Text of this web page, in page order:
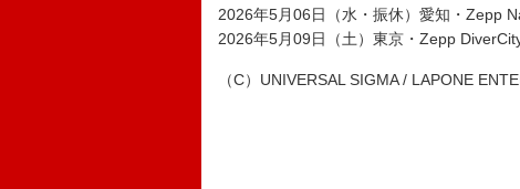
2026年5月06日（水・振休）愛知・Zepp
2026年5月09日（土）東京・Zepp
（C）UNIVERSAL SIGMA / LAPONE